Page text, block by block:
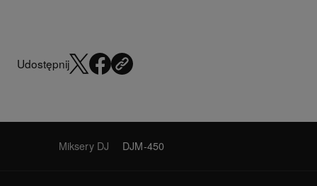
Udostępnij
Miksery DJ DJM-450